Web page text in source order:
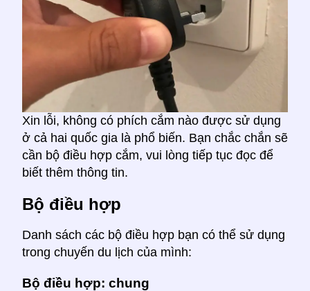
Xin lỗi, không có phích cắm nào được sử dụng
ở cả hai quốc gia là phổ biến. Bạn chắc chắn sẽ
cần bộ điều hợp cắm, vui lòng tiếp tục đọc để
biết thêm thông tin.
Bộ điều hợp
Danh sách các bộ điều hợp bạn có thể sử dụng
trong chuyến du lịch của mình:
Bộ điều hợp: chung